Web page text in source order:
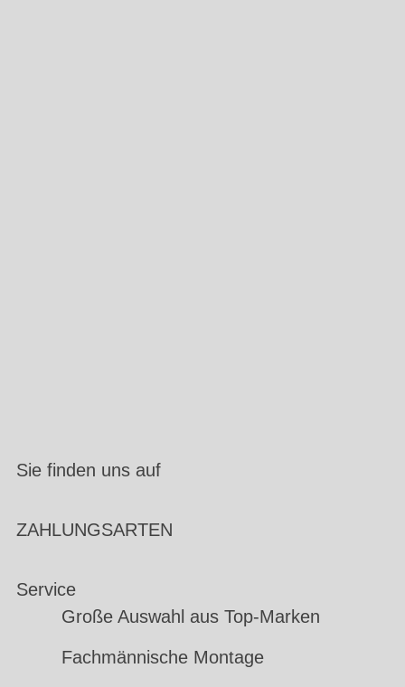
Sie finden uns auf
ZAHLUNGSARTEN
Service
Große Auswahl aus Top-Marken
Fachmännische Montage